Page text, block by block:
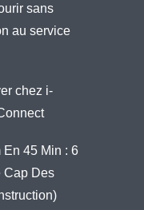
sans
au service
chez i-
En 45 Min : 6
Cap Des